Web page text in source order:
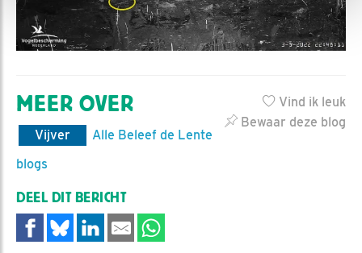
Vind ik leuk
Bewaar deze blog
MEER OVER
Vijver
Alle Beleef de Lente
blogs
DEEL DIT BERICHT